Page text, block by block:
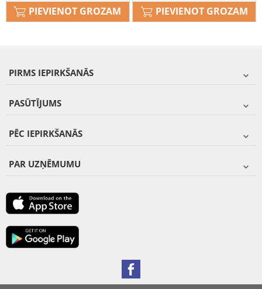
PIEVIENOT GROZAM PIEVIENOT GROZAM
PIRMS IEPIRKŠANĀS
PASŪTĪJUMS
PĒC IEPIRKŠANĀS
PAR UZŅĒMUMU